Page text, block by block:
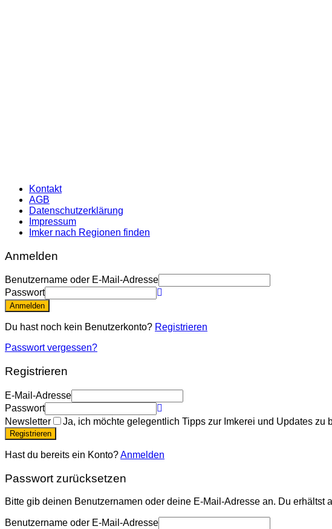
Kontakt
AGB
Datenschutzerklärung
Impressum
Imker nach Regionen finden
Anmelden
Benutzername oder E-Mail-Adresse
Passwort
Anmelden
Du hast noch kein Benutzerkonto? Registrieren
Passwort vergessen?
Registrieren
E-Mail-Adresse
Passwort
Newsletter
Ja, ich möchte gelegentlich Tipps zur Imkerei und Updates
Registrieren
Hast du bereits ein Konto?Anmelden
Passwort zurücksetzen
Bitte gib deinen Benutzernamen oder deine E-Mail-Adresse an. Du
Benutzername oder E-Mail-Adresse